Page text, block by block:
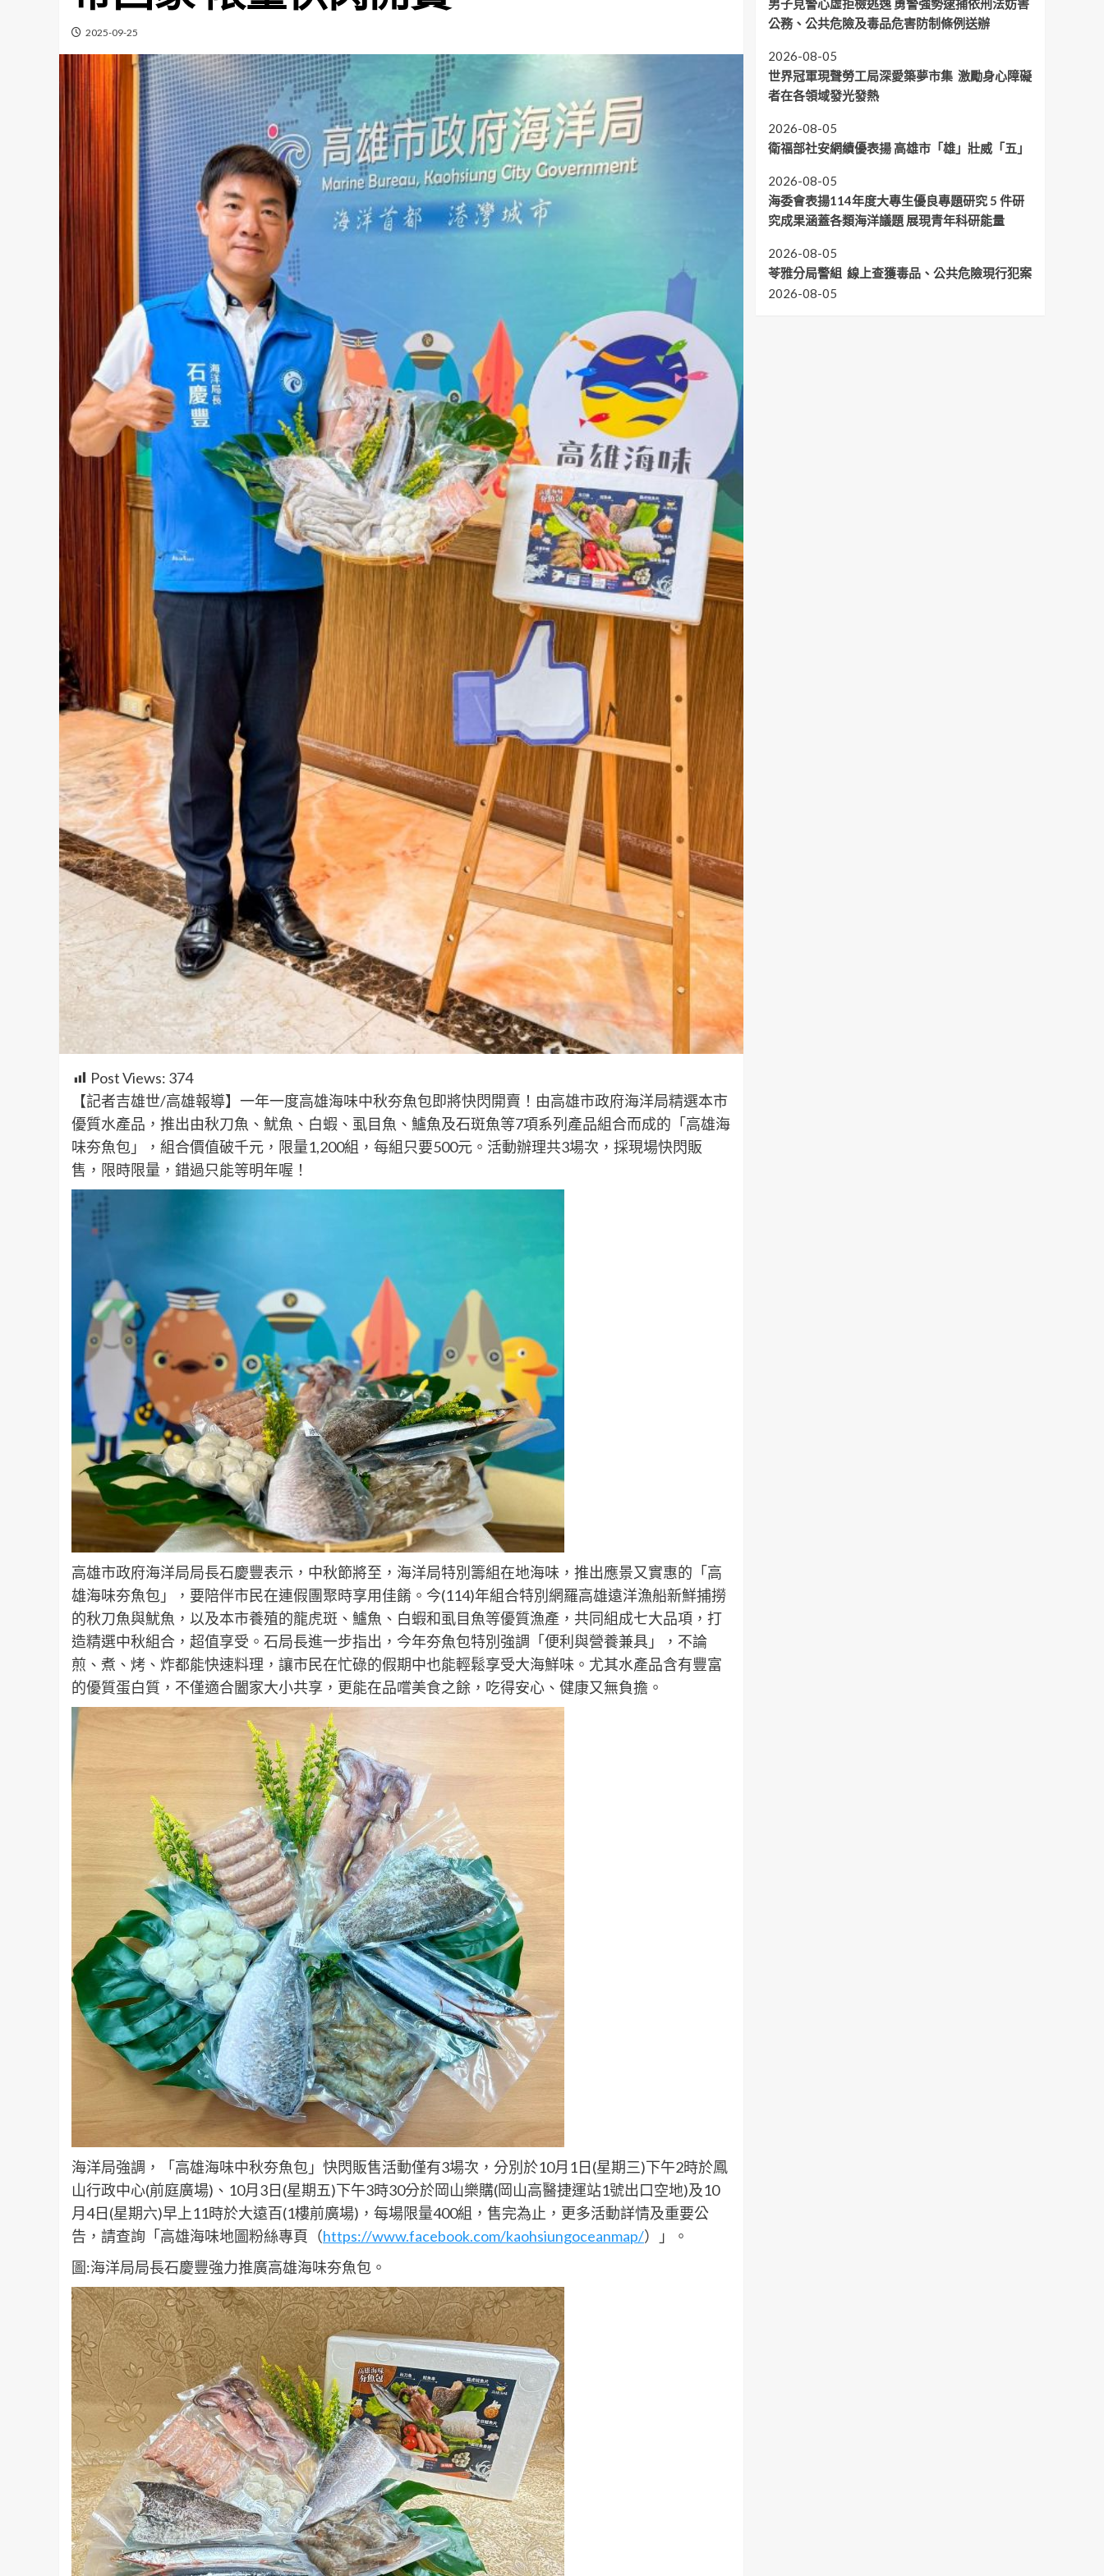
2025-09-25
Post Views: 374
【記者吉雄世/高雄報導】一年一度高雄海味中秋夯魚包即將快閃開賣！由高雄市政府海洋局精選本市
優質水產品，推出由秋刀魚、魷魚、白蝦、虱目魚、鱸魚及石斑魚等7項系列產品組合而成的「高雄海
味夯魚包」，組合價值破千元，限量1,200組，每組只要500元。活動辦理共3場次，採現場快閃販
售，限時限量，錯過只能等明年喔！
高雄市政府海洋局局長石慶豐表示，中秋節將至，海洋局特別籌組在地海味，推出應景又實惠的「高
雄海味夯魚包」，要陪伴市民在連假團聚時享用佳餚。今(114)年組合特別網羅高雄遠洋漁船新鮮捕撈
的秋刀魚與魷魚，以及本市養殖的龍虎斑、鱸魚、白蝦和虱目魚等優質漁產，共同組成七大品項，打
造精選中秋組合，超值享受。石局長進一步指出，今年夯魚包特別強調「便利與營養兼具」，不論
煎、煮、烤、炸都能快速料理，讓市民在忙碌的假期中也能輕鬆享受大海鮮味。尤其水產品含有豐富
的優質蛋白質，不僅適合闔家大小共享，更能在品嚐美食之餘，吃得安心、健康又無負擔。
海洋局強調，「高雄海味中秋夯魚包」快閃販售活動僅有3場次，分別於10月1日(星期三)下午2時於鳳
山行政中心(前庭廣場)、10月3日(星期五)下午3時30分於岡山樂購(岡山高醫捷運站1號出口空地)及10
月4日(星期六)早上11時於大遠百(1樓前廣場)，每場限量400組，售完為止，更多活動詳情及重要公
告，請查詢「高雄海味地圖粉絲專頁（https://www.facebook.com/kaohsiungoceanmap/）」。
圖:海洋局局長石慶豐強力推廣高雄海味夯魚包。
男子見警心虛拒檢逃逸 勇警強勢逮捕依刑法妨害
公務、公共危險及毒品危害防制條例送辦
2026-08-05
世界冠軍現聲勞工局深愛築夢市集 激勵身心障礙
者在各領域發光發熱
2026-08-05
衛福部社安網績優表揚 高雄市「雄」壯威「五」
2026-08-05
海委會表揚114年度大專生優良專題研究 5 件研
究成果涵蓋各類海洋議題 展現青年科研能量
2026-08-05
苓雅分局警組 線上查獲毒品、公共危險現行犯案
2026-08-05